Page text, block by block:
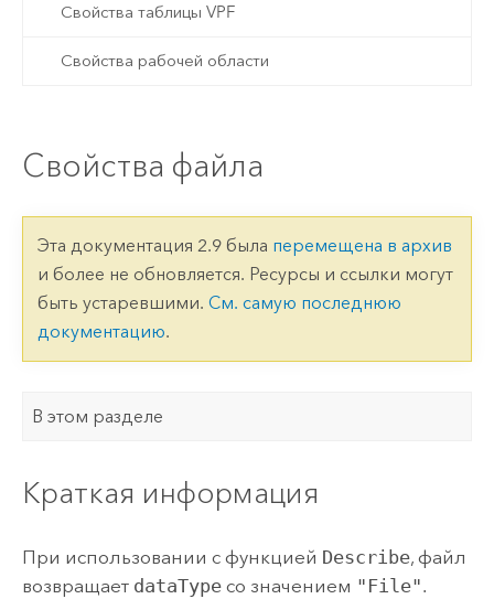
Свойства таблицы VPF
Свойства рабочей области
Свойства файла
Эта документация 2.9 была перемещена в архив
и более не обновляется. Ресурсы и ссылки могут
быть устаревшими. См. самую последнюю
документацию.
В этом разделе
Краткая информация
При использовании с функцией Describe, файл
возвращает dataTypeсо значением "File".